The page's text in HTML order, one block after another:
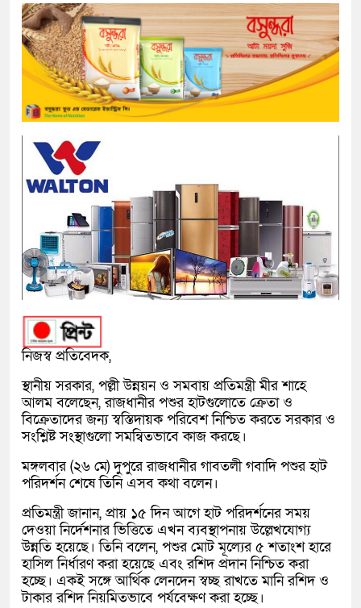
নিজস্ব প্রতিবেদক,
স্থানীয় সরকার, পল্লী উন্নয়ন ও সমবায় প্রতিমন্ত্রী মীর শাহে
আলম বলেছেন, রাজধানীর পশুর হাটগুলোতে ক্রেতা ও
বিক্রেতাদের জন্য স্বস্তিদায়ক পরিবেশ নিশ্চিত করতে সরকার ও
সংশ্লিষ্ট সংস্থাগুলো সমন্বিতভাবে কাজ করছে।
মঙ্গলবার (২৬ মে) দুপুরে রাজধানীর গাবতলী গবাদি পশুর হাট
পরিদর্শন শেষে তিনি এসব কথা বলেন।
প্রতিমন্ত্রী জানান, প্রায় ১৫ দিন আগে হাট পরিদর্শনের সময়
দেওয়া নির্দেশনার ভিত্তিতে এখন ব্যবস্থাপনায় উল্লেখযোগ্য
উন্নতি হয়েছে। তিনি বলেন, পশুর মোট মূল্যের ৫ শতাংশ হারে
হাসিল নির্ধারণ করা হয়েছে এবং রশিদ প্রদান নিশ্চিত করা
হচ্ছে। একই সঙ্গে আর্থিক লেনদেন স্বচ্ছ রাখতে মানি রশিদ ও
টাকার রশিদ নিয়মিতভাবে পর্যবেক্ষণ করা হচ্ছে।